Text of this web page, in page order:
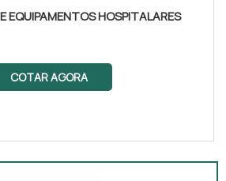
EQUIPA­MENTOS HOSPITALARES
COTAR AGORA